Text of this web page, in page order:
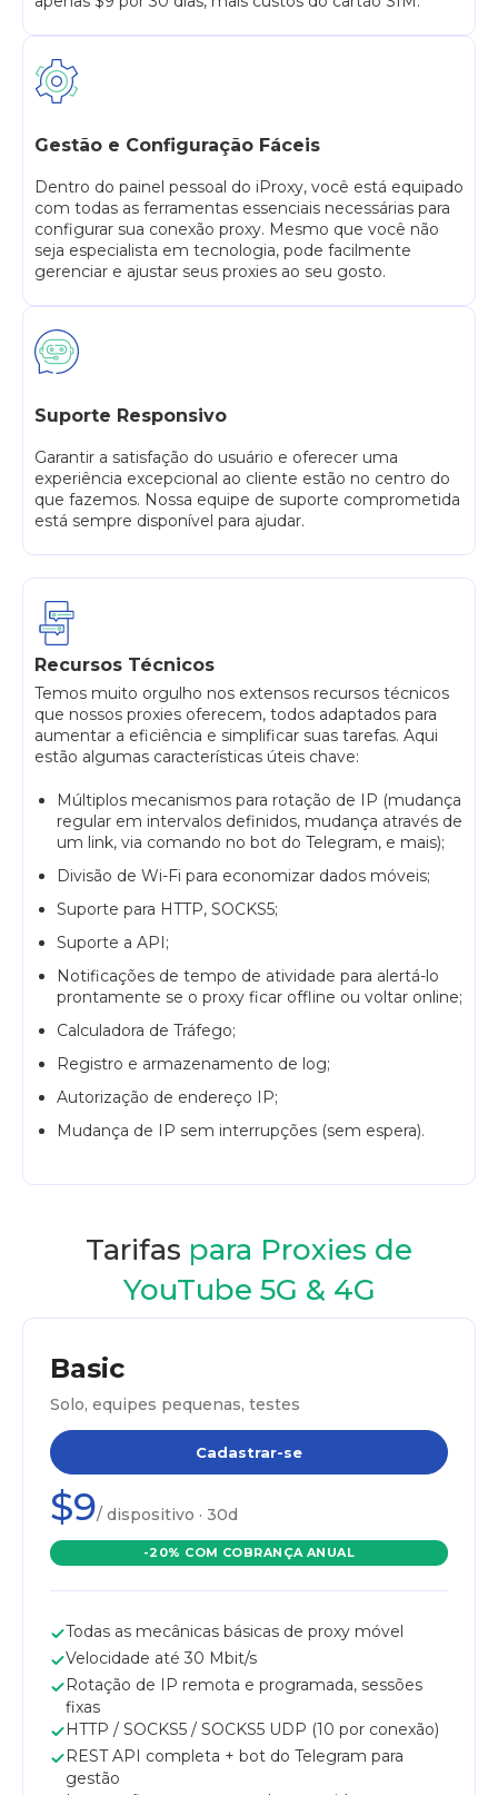
Gestão e Configuração Fáceis
Dentro do painel pessoal do iProxy, você está equipado
com todas as ferramentas essenciais necessárias para
configurar sua conexão proxy. Mesmo que você não
seja especialista em tecnologia, pode facilmente
gerenciar e ajustar seus proxies ao seu gosto.
Suporte Responsivo
Garantir a satisfação do usuário e oferecer uma
experiência excepcional ao cliente estão no centro do
que fazemos. Nossa equipe de suporte comprometida
está sempre disponível para ajudar.
Recursos Técnicos
Temos muito orgulho nos extensos recursos técnicos
que nossos proxies oferecem, todos adaptados para
aumentar a eficiência e simplificar suas tarefas. Aqui
estão algumas características úteis chave:
Múltiplos mecanismos para rotação de IP (mudança
regular em intervalos definidos, mudança através de
um link, via comando no bot do Telegram, e mais);
Divisão de Wi-Fi para economizar dados móveis;
Suporte para HTTP, SOCKS5;
Suporte a API;
Notificações de tempo de atividade para alertá-lo
prontamente se o proxy ficar offline ou voltar online;
Calculadora de Tráfego;
Registro e armazenamento de log;
Autorização de endereço IP;
Mudança de IP sem interrupções (sem espera).
Tarifas para Proxies de
YouTube 5G & 4G
Basic
Solo, equipes pequenas, testes
Cadastrar-se
$9/ dispositivo · 30d
-20% COM COBRANÇA ANUAL
Todas as mecânicas básicas de proxy móvel
Velocidade até 30 Mbit/s
Rotação de IP remota e programada, sessões
fixas
HTTP / SOCKS5 / SOCKS5 UDP (10 por conexão)
REST API completa + bot do Telegram para
gestão